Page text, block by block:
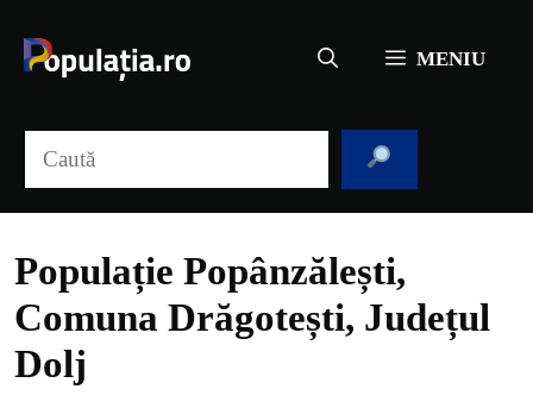
conținut
MENIU
Populație Popânzălești,
Comuna Drăgotești, Județul
Dolj